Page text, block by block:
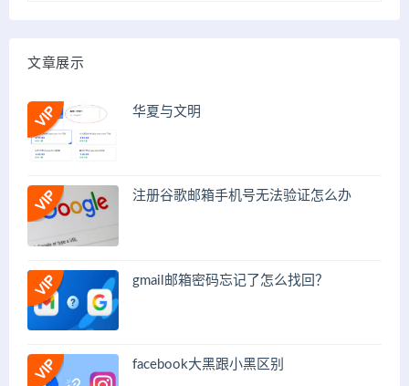
文章展示
华夏与文明
注册谷歌邮箱手机号无法验证怎么办
gmail邮箱密码忘记了怎么找回？
facebook大黑跟小黑区别